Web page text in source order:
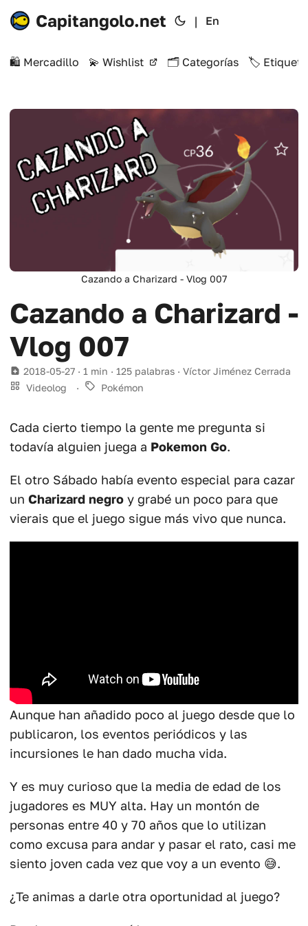
Capitangolo.net | En
🛍️ Mercadillo 💫 Wishlist 🗂️ Categorías 🏷️
Cazando a Charizard - Vlog 007
Cazando a Charizard -
Vlog 007
2018-05-27 · 1 min · 125 palabras · Víctor Jiménez Cerrada
Videolog
· Pokémon
Cada cierto tiempo la gente me pregunta si
todavía alguien juega a Pokemon Go.
El otro Sábado había evento especial para cazar
un Charizard negro y grabé un poco para que
vierais que el juego sigue más vivo que nunca.
Aunque han añadido poco al juego desde que lo
publicaron, los eventos periódicos y las
incursiones le han dado mucha vida.
Y es muy curioso que la media de edad de los
jugadores es MUY alta. Hay un montón de
personas entre 40 y 70 años que lo utilizan
como excusa para andar y pasar el rato, casi me
siento joven cada vez que voy a un evento 😅.
¿Te animas a darle otra oportunidad al juego?